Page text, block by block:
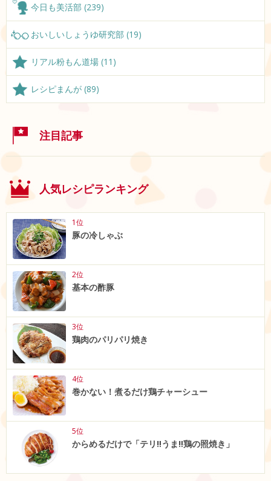
今日も美活部 (239)
おいしいしょうゆ研究部 (19)
リアル粉もん道場 (11)
レシピまんが (89)
注目記事
人気レシピランキング
1位
豚の冷しゃぶ
2位
基本の酢豚
3位
鶏肉のパリパリ焼き
4位
巻かない！煮るだけ鶏チャーシュー
5位
からめるだけで「テリ‼うま‼鶏の照焼き」